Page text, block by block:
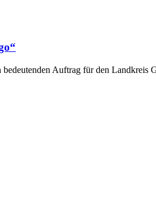
Auftrag für den Landkreis